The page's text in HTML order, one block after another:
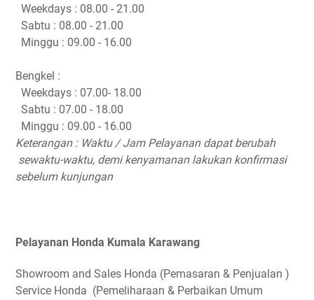
Weekdays : 08.00 - 21.00
Sabtu : 08.00 - 21.00
Minggu : 09.00 - 16.00
Bengkel :
Weekdays : 07.00- 18.00
Sabtu : 07.00 - 18.00
Minggu : 09.00 - 16.00
Keterangan : Waktu / Jam Pelayanan dapat berubah
sewaktu-waktu, demi kenyamanan lakukan konfirmasi
sebelum kunjungan
Pelayanan Honda Kumala Karawang
Showroom and Sales Honda (Pemasaran & Penjualan )
Service Honda (Pemeliharaan & Perbaikan Umum